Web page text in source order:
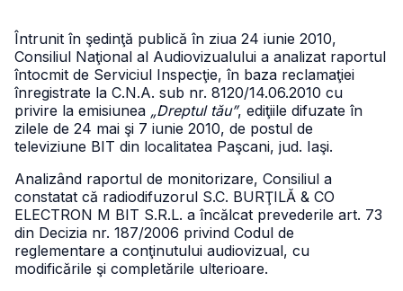
Întrunit în şedinţă publică în ziua 24 iunie 2010,
Consiliul Naţional al Audiovizualului a analizat raportul
întocmit de Serviciul Inspecţie, în baza reclamaţiei
înregistrate la C.N.A. sub nr. 8120/14.06.2010 cu
privire la emisiunea „Dreptul tău”, ediţiile difuzate în
zilele de 24 mai şi 7 iunie 2010, de postul de
televiziune BIT din localitatea Paşcani, jud. Iaşi.
Analizând raportul de monitorizare, Consiliul a
constatat că radiodifuzorul S.C. BURŢILĂ & CO
ELECTRON M BIT S.R.L. a încălcat prevederile art. 73
din Decizia nr. 187/2006 privind Codul de
reglementare a conţinutului audiovizual, cu
modificările şi completările ulterioare.